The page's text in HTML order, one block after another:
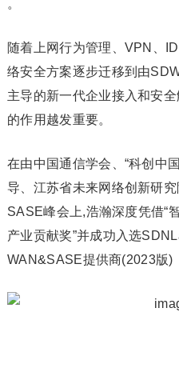
。
随着上网行为管理、VPN、
络安全方案逐步迁移到由
主导的新一代企业接入和安
的作用越发重要。
在由中国通信学会、“科创中
导、江苏省未来网络创新研
SASE峰会上,浩瀚深度凭借“
产业贡献奖”并成功入选
WAN&SASE提供商(2023版)